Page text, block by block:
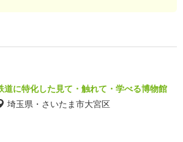
道に特化した見て・触れて・学べる博物館
埼玉県・さいたま市大宮区